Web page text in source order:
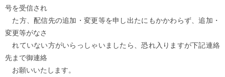
号を受信され
た方、配信先の追加・変更等を申し出たにもかかわらず、追加・
変更等がなさ
れていない方がいらっしゃいましたら、恐れ入りますが下記連絡
先まで御連絡
お願いいたします。